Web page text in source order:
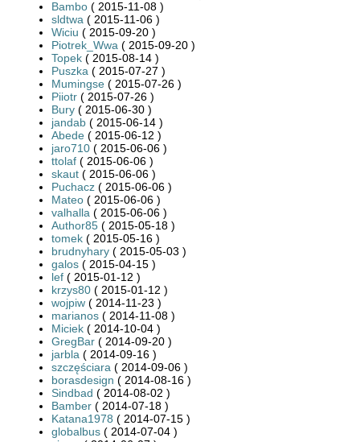
Bambo ( 2015-11-08 )
sldtwa ( 2015-11-06 )
Wiciu ( 2015-09-20 )
Piotrek_Wwa ( 2015-09-20 )
Topek ( 2015-08-14 )
Puszka ( 2015-07-27 )
Mumingse ( 2015-07-26 )
Piiotr ( 2015-07-26 )
Bury ( 2015-06-30 )
jandab ( 2015-06-14 )
Abede ( 2015-06-12 )
jaro710 ( 2015-06-06 )
ttolaf ( 2015-06-06 )
skaut ( 2015-06-06 )
Puchacz ( 2015-06-06 )
Mateo ( 2015-06-06 )
valhalla ( 2015-06-06 )
Author85 ( 2015-05-18 )
tomek ( 2015-05-16 )
brudnyhary ( 2015-05-03 )
galos ( 2015-04-15 )
lef ( 2015-01-12 )
krzys80 ( 2015-01-12 )
wojpiw ( 2014-11-23 )
marianos ( 2014-11-08 )
Miciek ( 2014-10-04 )
GregBar ( 2014-09-20 )
jarbla ( 2014-09-16 )
szczęściara ( 2014-09-06 )
borasdesign ( 2014-08-16 )
Sindbad ( 2014-08-02 )
Bamber ( 2014-07-18 )
Katana1978 ( 2014-07-15 )
globalbus ( 2014-07-04 )